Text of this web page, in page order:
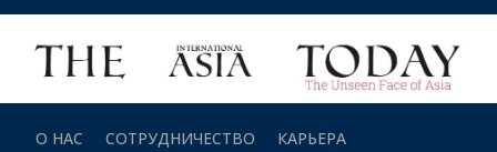
О НАС СОТРУДНИЧЕСТВО
КАРЬЕРА